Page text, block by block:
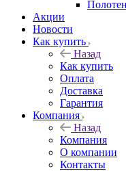
Акции
Новости
Как купить
Назад
Как купить
Оплата
Доставка
Гарантия
Компания
Назад
Компания
О компании
Контакты